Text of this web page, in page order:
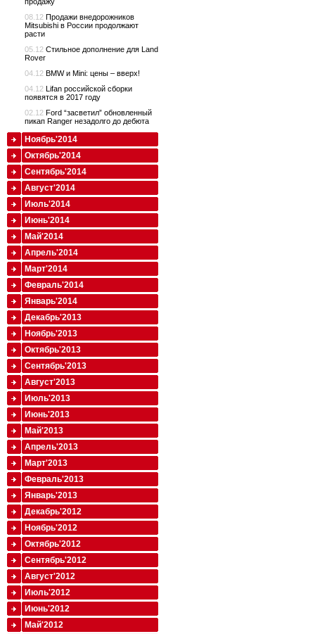
08.12 Продажи внедорожников
Mitsubishi в России продолжают
расти
05.12 Стильное дополнение для Land
Rover
04.12 BMW и Mini: цены – вверх!
04.12 Lifan российской сборки
появятся в 2017 году
02.12 Ford “засветил” обновленный
пикап Ranger незадолго до дебюта
Ноябрь'2014
Октябрь'2014
Сентябрь'2014
Август'2014
Июль'2014
Июнь'2014
Май'2014
Апрель'2014
Март'2014
Февраль'2014
Январь'2014
Декабрь'2013
Ноябрь'2013
Октябрь'2013
Сентябрь'2013
Август'2013
Июль'2013
Июнь'2013
Май'2013
Апрель'2013
Март'2013
Февраль'2013
Январь'2013
Декабрь'2012
Ноябрь'2012
Октябрь'2012
Сентябрь'2012
Август'2012
Июль'2012
Июнь'2012
Май'2012